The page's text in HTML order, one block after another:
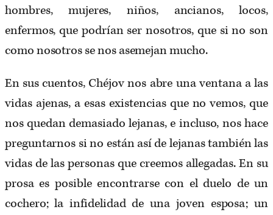
hombres, mujeres, niños, ancianos, locos,
enfermos, que podrían ser nosotros, que si no son
como nosotros se nos asemejan mucho.
En sus cuentos, Chéjov nos abre una ventana a las
vidas ajenas, a esas existencias que no vemos, que
nos quedan demasiado lejanas, e incluso, nos hace
preguntarnos si no están así de lejanas también las
vidas de las personas que creemos allegadas. En su
prosa es posible encontrarse con el duelo de un
cochero; la infidelidad de una joven esposa; un